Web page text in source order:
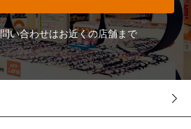
い合わせはお近くの店舗まで